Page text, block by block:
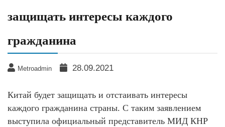
защищать интересы каждого
гражданина
Metroadmin 28.09.2021
Китай будет защищать и отстаивать интересы
каждого гражданина страны. С таким заявлением
выступила официальный представитель МИД КНР